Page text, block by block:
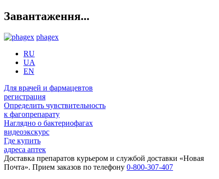
Завантаження...
phagex
RU
UA
EN
Для врачей и фармацевтов
регистрация
Определить чувствительность
к фагопрепарату
Наглядно о бактериофагах
видеоэкскурс
Где купить
адреса аптек
Доставка препаратов курьером и службой доставки «Новая
Почта». Прием заказов по телефону 0-800-307-407